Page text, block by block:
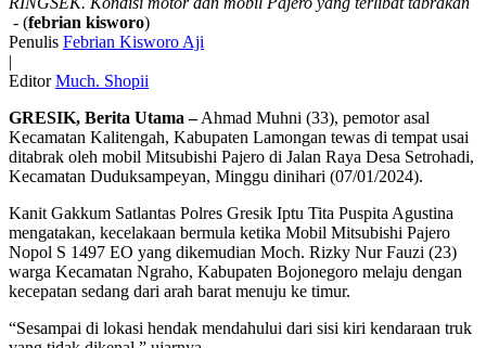
- (febrian kisworo)
Penulis Febrian Kisworo Aji
|
Editor Much. Shopii
GRESIK, Berita Utama –Ahmad Muhni (33), pemotor asal
Kecamatan Kalitengah, Kabupaten Lamongan tewas di tempat usai
ditabrak oleh mobil Mitsubishi Pajero di Jalan Raya Desa Setrohadi,
Kecamatan Duduksampeyan, Minggu dinihari (07/01/2024).
Kanit Gakkum Satlantas Polres Gresik Iptu Tita Puspita Agustina
mengatakan, kecelakaan bermula ketika Mobil Mitsubishi Pajero
Nopol S 1497 EO yang dikemudian Moch. Rizky Nur Fauzi (23)
warga Kecamatan Ngraho, Kabupaten Bojonegoro melaju dengan
kecepatan sedang dari arah barat menuju ke timur.
“Sesampai di lokasi hendak mendahului dari sisi kiri kendaraan truk